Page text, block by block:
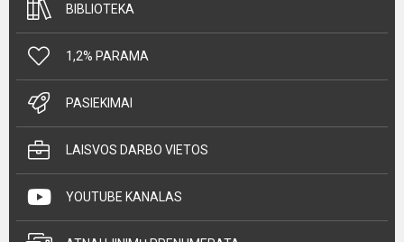
BIBLIOTEKA
1,2% PARAMA
PASIEKIMAI
LAISVOS DARBO VIETOS
YOUTUBE KANALAS